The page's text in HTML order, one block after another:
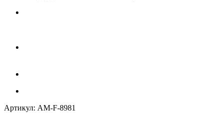
Артикул: AM-F-8981